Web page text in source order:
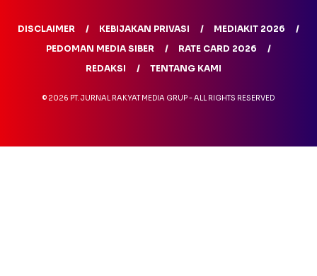
DISCLAIMER KEBIJAKAN PRIVASI
MEDIAKIT 2026
PEDOMAN MEDIA SIBER
RATE CARD 2026
REDAKSI
TENTANG KAMI
© 2026 PT. JURNAL RAKYAT MEDIA GRUP - ALL RIGHTS RESERVED